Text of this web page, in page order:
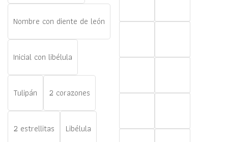
Nombre con diente de león
Inicial con libélula
Tulipán 2 corazones
2 estrellitas Libélula